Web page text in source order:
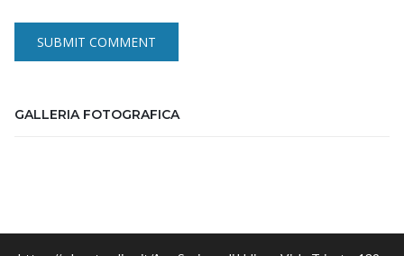
GALLERIA FOTOGRAFICA